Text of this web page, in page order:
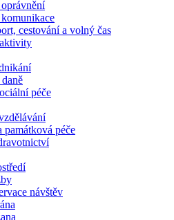
cestování a volný čas
péče
památková péče
návštěv